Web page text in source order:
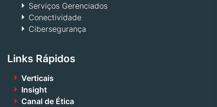
Serviços Gerenciados
Conectividade
Cibersegurança
Links Rápidos
Verticais
Insight
Canal de Ética